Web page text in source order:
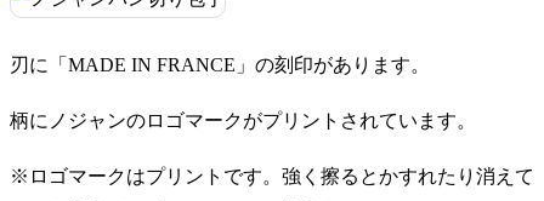
刃に「MADE IN FRANCE」の刻印があります。
柄にノジャンのロゴマークがプリントされています。
※ロゴマークはプリントです。強く擦るとかすれたり消えて